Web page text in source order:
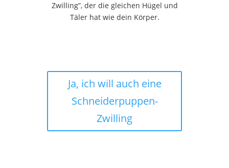
Zwilling”, der die gleichen Hügel und
Täler hat wie dein Körper.
Ja, ich will auch eine
Schneiderpuppen-
Zwilling